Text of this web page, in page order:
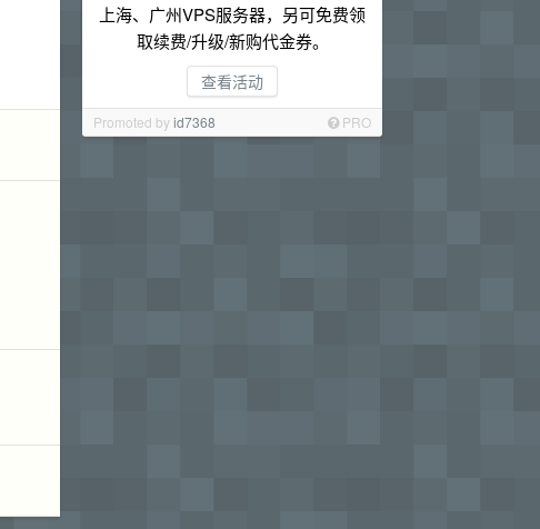
上海、广州VPS服务器，另可免费领
取续费/升级/新购代金券。
查看活动
Promoted byid7368 PRO